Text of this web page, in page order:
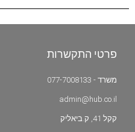
פרטי התקשרות
משרד - 077-7008133
admin@hub.co.il
קקל 41, ק.ביאליק